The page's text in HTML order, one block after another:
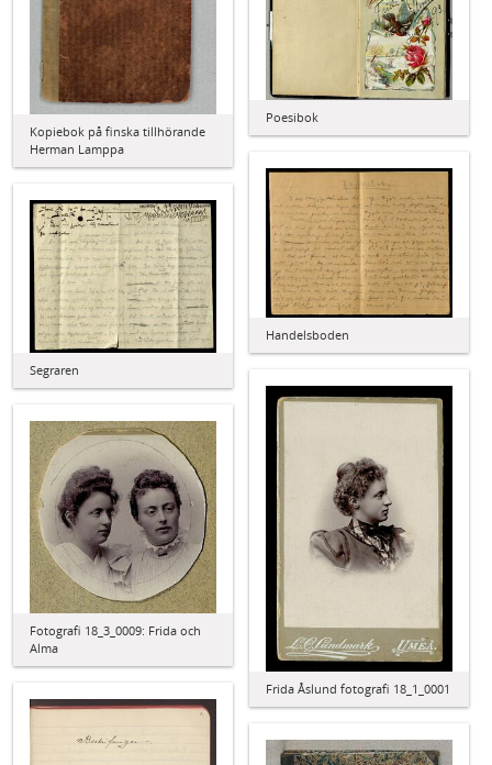
Kopiebok på finska tillhörande
Herman Lamppa
Poesibok
Handelsboden
Segraren
Frida Åslund fotografi 18_1_0001
Fotografi 18_3_0009: Frida och
Alma